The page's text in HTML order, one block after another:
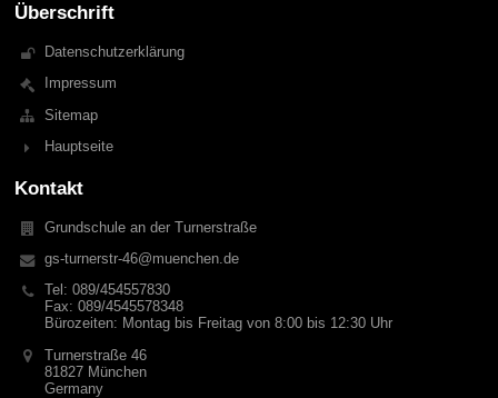
Überschrift
Datenschutzerklärung
Impressum
Sitemap
Hauptseite
Kontakt
Grundschule an der Turnerstraße
gs-turnerstr-46@muenchen.de
Tel: 089/454557830
Fax: 089/4545578348
Bürozeiten: Montag bis Freitag von 8:00 bis 12:30 Uhr
Turnerstraße 46
81827 München
Germany